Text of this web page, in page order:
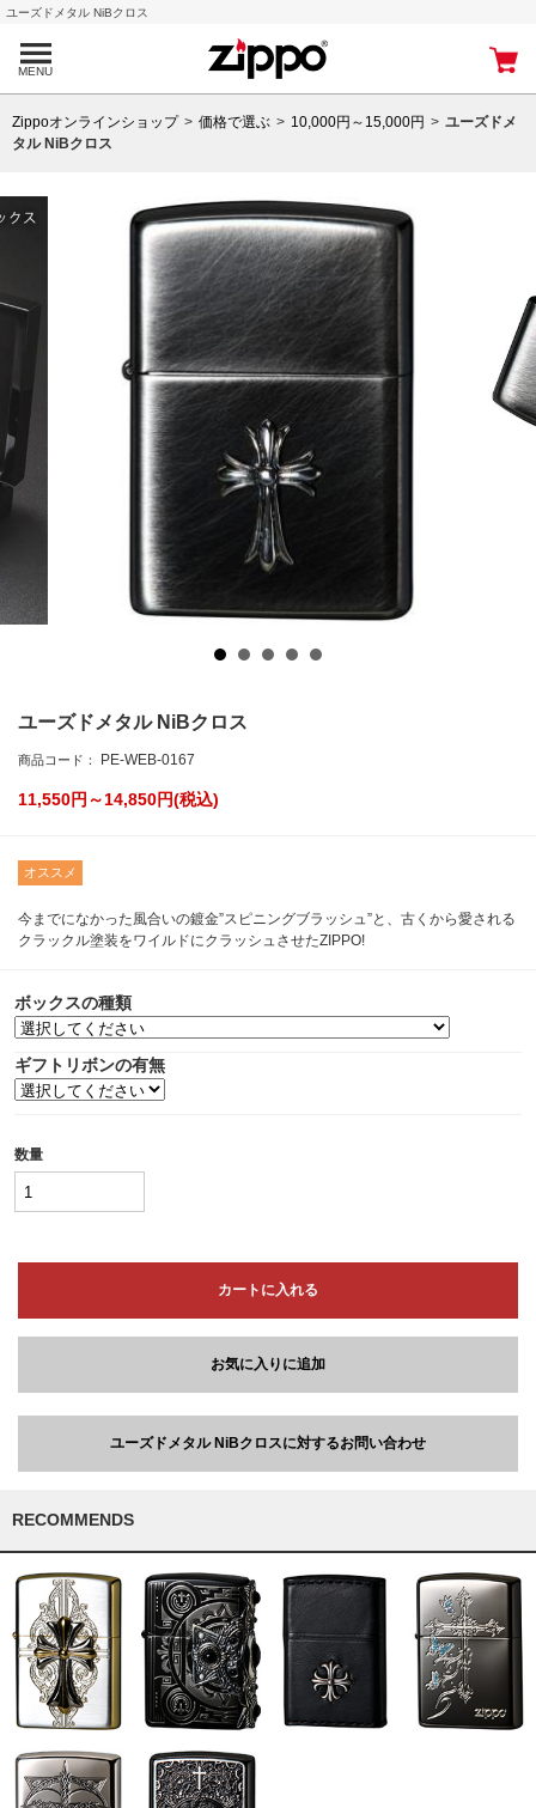
ユーズドメタル NiBクロス
MENU
Zippoオンラインショップ 価格で選ぶ 10,000円～15,000円
ユーズドメ
タル NiBクロス
ユーズドメタル NiBクロス
商品コード： PE-WEB-0167
11,550円～14,850円(税込)
オススメ
今までになかった風合いの鍍金”スピニングブラッシュ”と、古くから愛される
クラックル塗装をワイルドにクラッシュさせたZIPPO!
ボックスの種類
ギフトリボンの有無
数量
カートに入れる
お気に入りに追加
ユーズドメタル NiBクロスに対するお問い合わせ
RECOMMENDS